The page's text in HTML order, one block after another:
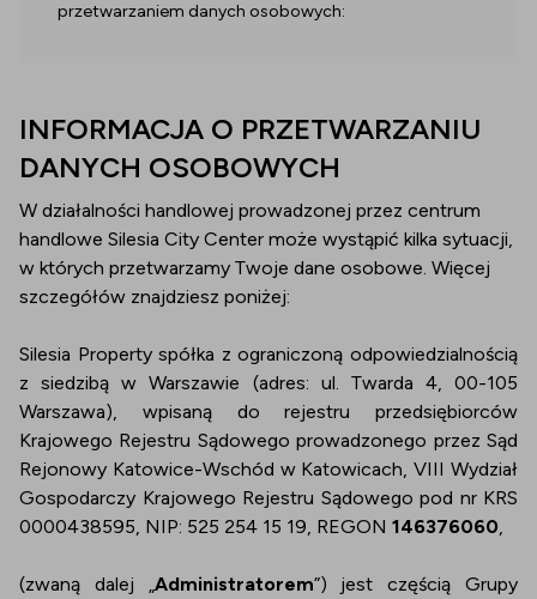
INFORMACJA O PRZETWARZANIU
DANYCH OSOBOWYCH
W działalności handlowej prowadzonej przez centrum
handlowe Silesia City Center może wystąpić kilka sytuacji,
w których przetwarzamy Twoje dane osobowe. Więcej
szczegółów znajdziesz poniżej:
Silesia Property spółka z ograniczoną odpowiedzialnością
z siedzibą w Warszawie (adres: ul. Twarda 4, 00-105
Warszawa), wpisaną do rejestru przedsiębiorców
Krajowego Rejestru Sądowego prowadzonego przez Sąd
Rejonowy Katowice-Wschód w Katowicach, VIII Wydział
Gospodarczy Krajowego Rejestru Sądowego pod nr KRS
0000438595, NIP: 525 254 15 19, REGON 146376060,
(zwaną dalej „Administratorem”) jest częścią Grupy
przetwarzaniem danych osobowych: